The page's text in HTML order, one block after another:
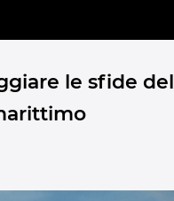
le sfide del